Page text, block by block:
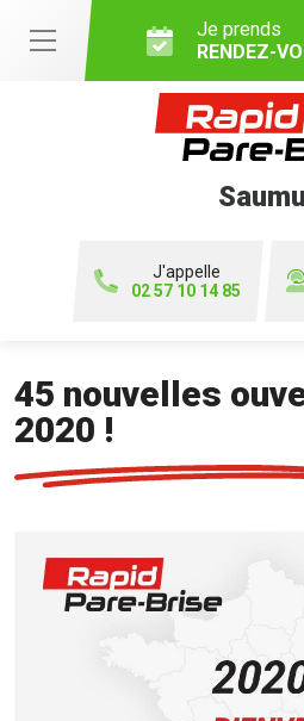
Je prends
RENDEZ-
J'appelle
02 57 10 14 85
45 nouvelles
2020 !